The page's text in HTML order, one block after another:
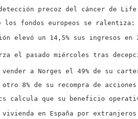
precoz del cáncer de
fondos europeos se ralentiza:
elevó un 14,5% sus ingresos en
el pasado miércoles tras
a Norges el 49% de su
8% de su recompra de
calcula que su beneficio
vivienda en España por